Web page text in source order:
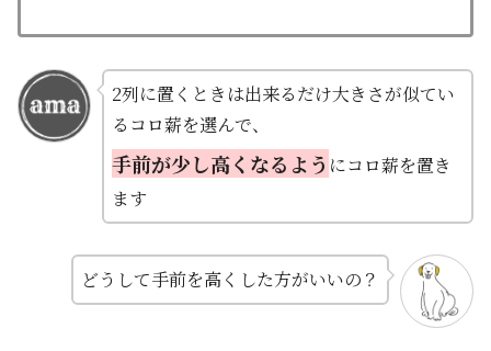
2列に置くときは出来るだけ大きさが似てい
るコロ薪を選んで、
手前が少し高くなるよう にコロ薪を置き
ます
どうして手前を高くした方がいいの？